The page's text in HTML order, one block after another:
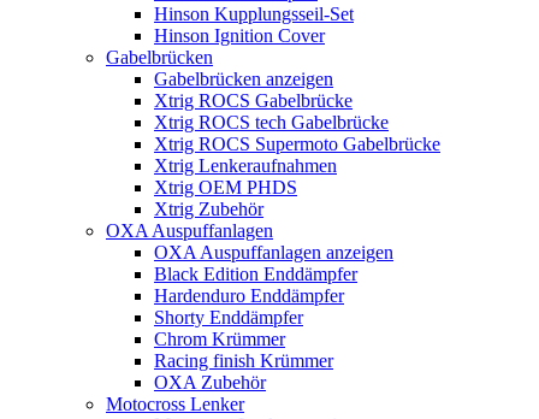
Hinson Kupplungsseil-Set
Hinson Ignition Cover
Gabelbrücken
Gabelbrücken anzeigen
Xtrig ROCS Gabelbrücke
Xtrig ROCS tech Gabelbrücke
Xtrig ROCS Supermoto Gabelbrücke
Xtrig Lenkeraufnahmen
Xtrig OEM PHDS
Xtrig Zubehör
OXA Auspuffanlagen
OXA Auspuffanlagen anzeigen
Black Edition Enddämpfer
Hardenduro Enddämpfer
Shorty Enddämpfer
Chrom Krümmer
Racing finish Krümmer
OXA Zubehör
Motocross Lenker